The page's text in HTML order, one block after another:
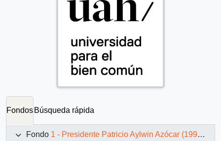
Fondos Búsqueda rápida
Fondo 1 - Presidente Patricio Aylwin Azócar (1990-1994)